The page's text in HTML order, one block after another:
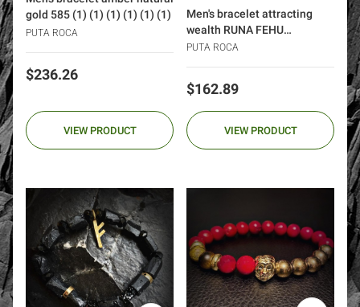
gold 585 (1) (1) (1) (1) (1) (1)
PUTA ROCA
Price
$236.26
VIEW PRODUCT
Men's bracelet attracting
wealth RUNA FEHU
tourmalines Swarovski silver
PUTA ROCA
Price
$162.89
VIEW PRODUCT